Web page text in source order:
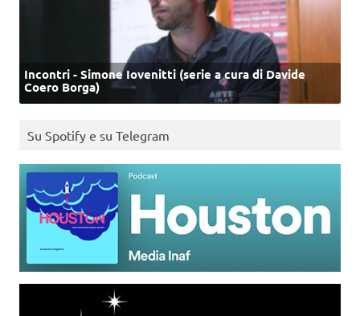
Incontri - Simone Iovenitti (serie a cura di Davide
Coero Borga)
Su Spotify e su Telegram